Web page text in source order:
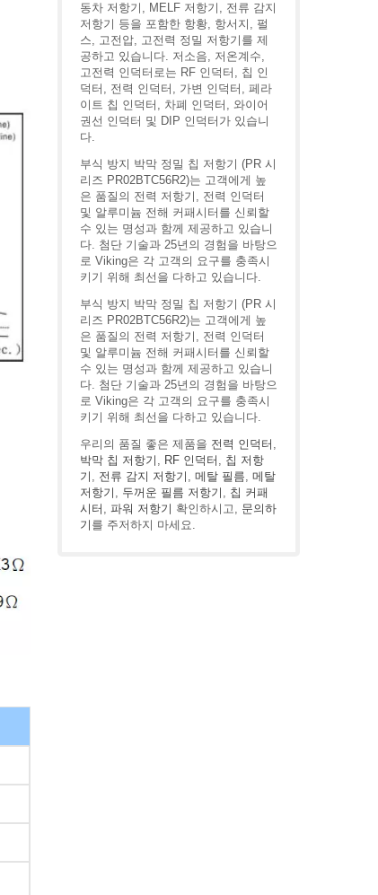
동차 저항기, MELF 저항기, 전류 감지
저항기 등을 포함한 항황, 항서지, 펄
스, 고전압, 고전력 정밀 저항기를 제
공하고 있습니다. 저소음, 저온계수,
고전력 인덕터로는 RF 인덕터, 칩 인
덕터, 전력 인덕터, 가변 인덕터, 페라
이트 칩 인덕터, 차폐 인덕터, 와이어
권선 인덕터 및 DIP 인덕터가 있습니
다.
부식 방지 박막 정밀 칩 저항기 (PR 시
리즈 PR02BTC56R2)는 고객에게 높
은 품질의 전력 저항기, 전력 인덕터
및 알루미늄 전해 커패시터를 신뢰할
수 있는 명성과 함께 제공하고 있습니
다. 첨단 기술과 25년의 경험을 바탕으
로 Viking은 각 고객의 요구를 충족시
키기 위해 최선을 다하고 있습니다.
부식 방지 박막 정밀 칩 저항기 (PR 시
리즈 PR02BTC56R2)는 고객에게 높
은 품질의 전력 저항기, 전력 인덕터
및 알루미늄 전해 커패시터를 신뢰할
수 있는 명성과 함께 제공하고 있습니
다. 첨단 기술과 25년의 경험을 바탕으
로 Viking은 각 고객의 요구를 충족시
키기 위해 최선을 다하고 있습니다.
우리의 품질 좋은 제품을 전력 인덕터 ,
박막 칩 저항기 , RF 인덕터 , 칩 저항
기 , 전류 감지 저항기 , 메탈 필름, 메탈
저항기 , 두꺼운 필름 저항기 , 칩 커패
시터 , 파워 저항기 확인하시고, 문의하
기 를 주저하지 마세요.